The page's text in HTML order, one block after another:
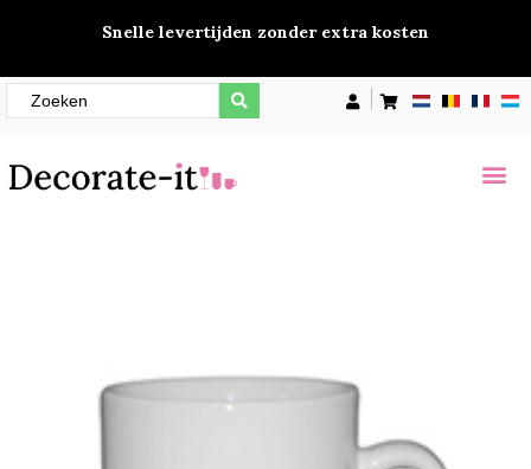
Snelle levertijden zonder extra kosten